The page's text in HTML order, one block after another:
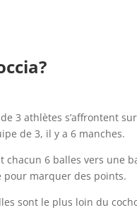
3 athlètes s’affrontent
de 3, il y a 6 manches.
chacun 6 balles vers une
pour marquer des points.
sont le plus loin du